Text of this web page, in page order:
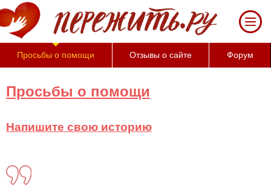
За 50 минут Вы можете оценить тяжесть
своего состояния и его психологические
причины (бесплатно)
Просьбы о помощи Отзывы о сайте Форум
Просьбы о помощи
Напишите свою историю